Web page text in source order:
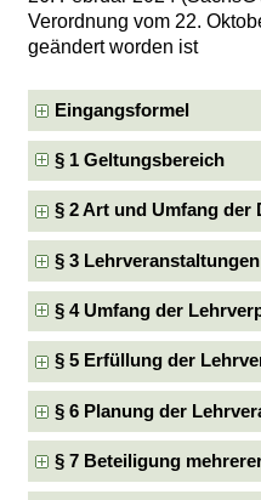
Verordnung vom 22.
geändert worden ist
Eingangsformel
§ 1 Geltungsbereich
§ 2 Art und Umfang der
§ 3 Lehrveranstaltungen
§ 4 Umfang der
§ 5 Erfüllung der
§ 6 Planung der
§ 7 Beteiligung